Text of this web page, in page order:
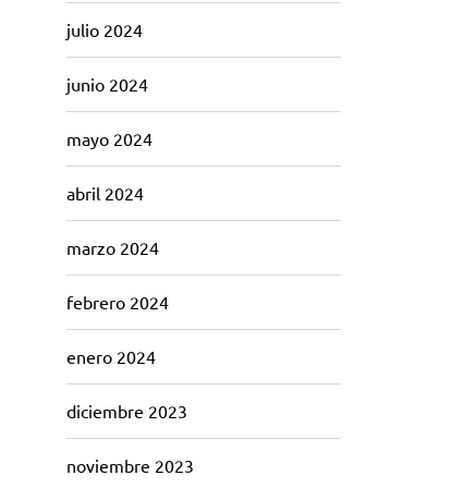
julio 2024
junio 2024
mayo 2024
abril 2024
marzo 2024
febrero 2024
enero 2024
diciembre 2023
noviembre 2023